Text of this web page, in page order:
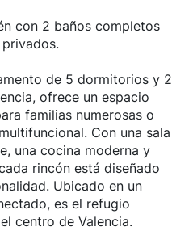
con 2 baños completos
de 5 dormitorios y 2
ofrece un espacio
familias numerosas o
Con una sala
una cocina moderna y
rincón está diseñado
Ubicado en un
es el refugio
centro de Valencia.